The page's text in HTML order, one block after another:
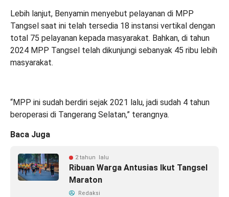
Lebih lanjut, Benyamin menyebut pelayanan di MPP
Tangsel saat ini telah tersedia 18 instansi vertikal dengan
total 75 pelayanan kepada masyarakat. Bahkan, di tahun
2024 MPP Tangsel telah dikunjungi sebanyak 45 ribu lebih
masyarakat.
“MPP ini sudah berdiri sejak 2021 lalu, jadi sudah 4 tahun
beroperasi di Tangerang Selatan,” terangnya.
Baca Juga
2 tahun lalu
Ribuan Warga Antusias Ikut Tangsel
Maraton
Redaksi